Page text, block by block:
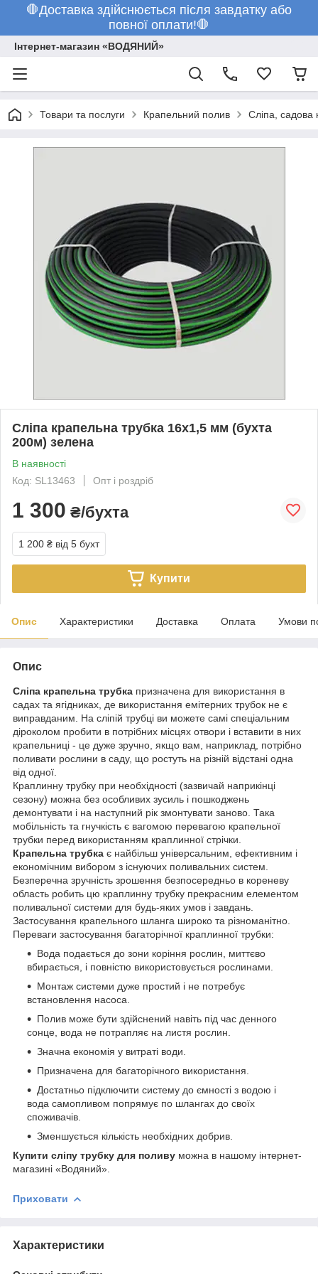
🛑Доставка здійснюється після завдатку або
повної оплати!🛑
Інтернет-магазин «ВОДЯНИЙ»
Товари та послуги Крапельний полив Сліпа, садова
Сліпа крапельна трубка 16х1,5 мм (бухта
200м) зелена
В наявності
Код: SL13463
Опт і роздріб
1 300 ₴/бухта
1 200 ₴ від 5 бухт
Купити
Опис Характеристики Доставка Оплата Умови
Опис
Сліпа крапельна трубка призначена для використання в
садах та ягідниках, де використання емітерних трубок не є
виправданим. На сліпій трубці ви можете самі спеціальним
діроколом пробити в потрібних місцях отвори і вставити в них
крапельниці - це дуже зручно, якщо вам, наприклад, потрібно
поливати рослини в саду, що ростуть на різній відстані одна
від одної.
Краплинну трубку при необхідності (зазвичай наприкінці
сезону) можна без особливих зусиль і пошкоджень
демонтувати і на наступний рік змонтувати заново. Така
мобільність та гнучкість є вагомою перевагою крапельної
трубки перед використанням краплинної стрічки.
Крапельна трубка є найбільш універсальним, ефективним і
економічним вибором з існуючих поливальних систем.
Безперечна зручність зрошення безпосередньо в кореневу
область робить цю краплинну трубку прекрасним елементом
поливальної системи для будь-яких умов і завдань.
Застосування крапельного шланга широко та різноманітно.
Переваги застосування багаторічної краплинної трубки:
Вода подається до зони коріння рослин, миттєво
вбирається, і повністю використовується рослинами.
Монтаж системи дуже простий і не потребує
встановлення насоса.
Полив може бути здійснений навіть під час денного
сонце, вода не потрапляє на листя рослин.
Значна економія у витраті води.
Призначена для багаторічного використання.
Достатньо підключити систему до ємності з водою і
вода самопливом попрямує по шлангах до своїх
споживачів.
Зменшується кількість необхідних добрив.
Купити сліпу трубку для поливу можна в нашому інтернет-
магазині «Водяний».
Приховати
Характеристики